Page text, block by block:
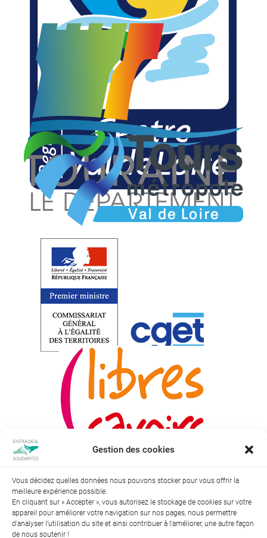
Gestion des cookies
Vous décidez quelles données nous pouvons stocker pour vous offrir la
meilleure expérience possible.
En cliquant sur « Accepter », vous autorisez le stockage de cookies sur votre
appareil pour améliorer votre navigation sur nos pages, nous permettre
d'analyser l’utilisation du site et ainsi contribuer à l'améliorer, une autre façon
de nous soutenir !